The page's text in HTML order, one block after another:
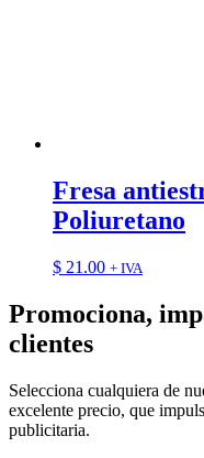
Fresa
Poliuretano
$ 21.00 + IVA
Promociona,
clientes
Selecciona cualquiera de
excelente precio, que
publicitaria.